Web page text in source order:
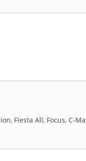
Fiesta All, Focus, C-